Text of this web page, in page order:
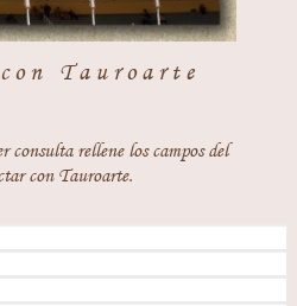
Tauroarte
consulta rellene los campos del
con Tauroarte.